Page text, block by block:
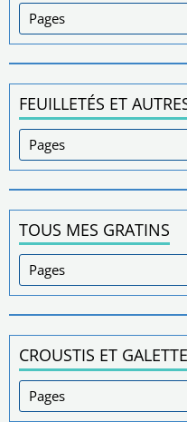
FEUILLETÉS ET
TOUS MES GRATINS
CROUSTIS ET